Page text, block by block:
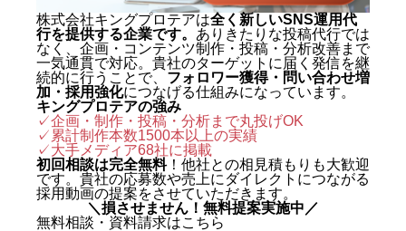
会社エグゼクティブマーケティン
グジャパン。執行役員を2年間務
め、AIO対策（AI検索最適化）を
はじめとする最先端のAIマーケテ
ィングを実戦の現場で体得した。
2024年に株式会社キングプロテア
を創業。 実績は数字で裏づけられ
ている。SNS運用代行事業では、
自社アカウントを「札幌 SNS運用
株式会社キングプロテアは全く新しいSNS運用代
行を提供する企業です。 ありきたりな投稿代行では
なく、企画・コンテンツ制作・投稿・分析改善まで
一気通貫で対応。貴社のターゲットに届く発信を継
続的に行うことで、 フォロワー獲得・問い合わせ増
加・採用強化につなげる仕組みになっています。
キングプロテアの強み
✓企画・制作・投稿・分析まで丸投げOK
✓累計制作本数1500本以上の実績
✓大手メディア68社に掲載
初回相談は完全無料！他社との相見積もりも大歓迎
です。貴社の応募数や売上にダイレクトにつながる
採用動画の提案をさせていただきます。
＼損させません！無料提案実施中／
無料相談・資料請求はこちら